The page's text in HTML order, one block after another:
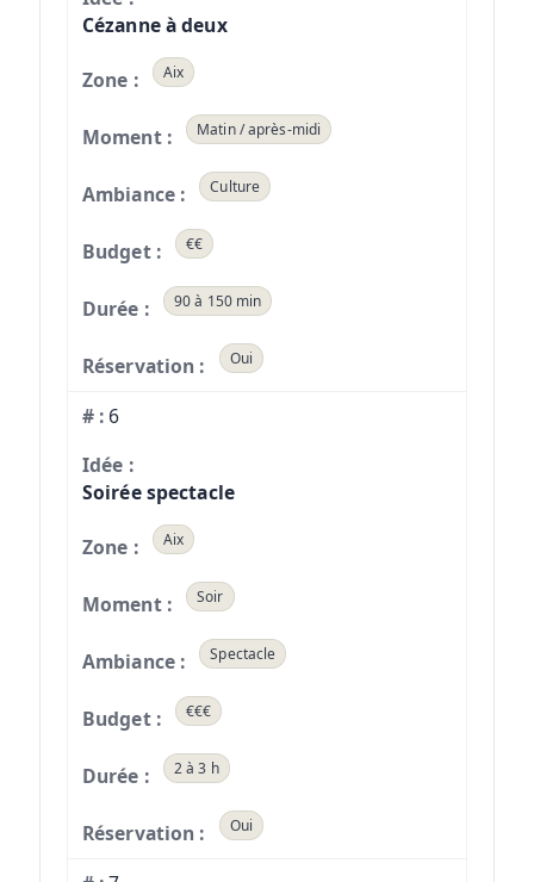
Cézanne à deux
Aix
Matin / après-midi
Culture
€€
90 à 150 min
Oui
6
Soirée spectacle
Aix
Soir
Spectacle
€€€
2 à 3 h
Oui